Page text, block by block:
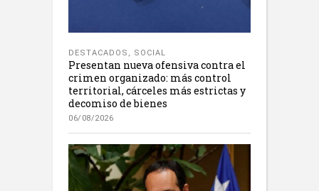
DESTACADOS , SOCIAL
Presentan nueva ofensiva contra el
crimen organizado: más control
territorial, cárceles más estrictas y
decomiso de bienes
06/08/2026